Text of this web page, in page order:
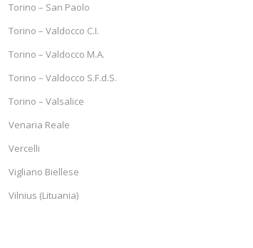
Torino – San Paolo
Torino – Valdocco C.I.
Torino – Valdocco M.A.
Torino – Valdocco S.F.d.S.
Torino – Valsalice
Venaria Reale
Vercelli
Vigliano Biellese
Vilnius (Lituania)